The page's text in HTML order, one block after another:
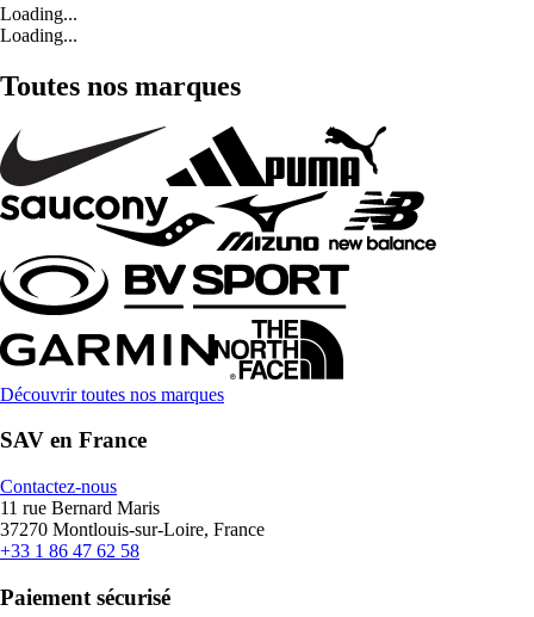
Loading...
Loading...
Toutes nos marques
Découvrir toutes nos marques
SAV en France
Contactez-nous
11 rue Bernard Maris
37270 Montlouis-sur-Loire, France
+33 1 86 47 62 58
Paiement sécurisé